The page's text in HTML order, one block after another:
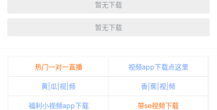
暂无下载
暂无下载
热门一对一直播 视频app下载点这里
黄|瓜|视|频 香|蕉|视|频
福利小视频app下载 带se视频下载